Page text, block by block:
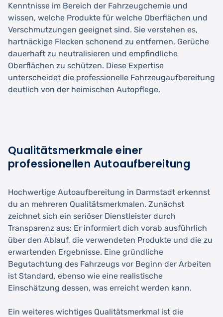
Kenntnisse im Bereich der Fahrzeugchemie und
wissen, welche Produkte für welche Oberflächen und
Verschmutzungen geeignet sind. Sie verstehen es,
hartnäckige Flecken schonend zu entfernen, Gerüche
dauerhaft zu neutralisieren und empfindliche
Oberflächen zu schützen. Diese Expertise
unterscheidet die professionelle Fahrzeugaufbereitung
deutlich von der heimischen Autopflege.
Qualitätsmerkmale einer
professionellen Autoaufbereitung
Hochwertige Autoaufbereitung in Darmstadt erkennst
du an mehreren Qualitätsmerkmalen. Zunächst
zeichnet sich ein seriöser Dienstleister durch
Transparenz aus: Er informiert dich vorab ausführlich
über den Ablauf, die verwendeten Produkte und die zu
erwartenden Ergebnisse. Eine gründliche
Begutachtung des Fahrzeugs vor Beginn der Arbeiten
ist Standard, ebenso wie eine realistische
Einschätzung dessen, was erreicht werden kann.
Ein weiteres wichtiges Qualitätsmerkmal ist die